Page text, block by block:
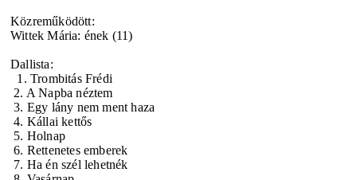
Közreműködött:
Wittek Mária: ének (11)
Dallista:
1. Trombitás Frédi
2. A Napba néztem
3. Egy lány nem ment haza
4. Kállai kettős
5. Holnap
6. Rettenetes emberek
7. Ha én szél lehetnék